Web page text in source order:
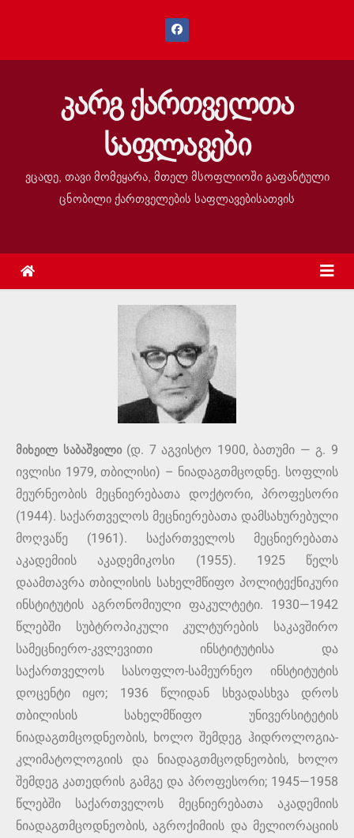
კარგ ქართველთა
საფლავები
ვცადე, თავი მომეყარა, მთელ მსოფლიოში გაფანტული
ცნობილი ქართველების საფლავებისათვის
მიხეილ საბაშვილი(დ. 7 აგვისტო 1900, ბათუმი — გ. 9
ივლისი 1979, თბილისი) – ნიადაგთმცოდნე. სოფლის
მეურნეობის მეცნიერებათა დოქტორი, პროფესორი
(1944). საქართველოს მეცნიერებათა დამსახურებული
მოღვაწე (1961). საქართველოს მეცნიერებათა
აკადემიის აკადემიკოსი (1955). 1925 წელს
დაამთავრა თბილისის სახელმწიფო პოლიტექნიკური
ინსტიტუტის აგრონომიული ფაკულტეტი. 1930—1942
წლებში სუბტროპიკული კულტურების საკავშირო
სამეცნიერო-კვლევითი ინსტიტუტისა და
საქართველოს სასოფლო-სამეურნეო ინსტიტუტის
დოცენტი იყო; 1936 წლიდან სხვადასხვა დროს
თბილისის სახელმწიფო უნივერსიტეტის
ნიადაგთმცოდნეობის, ხოლო შემდეგ ჰიდროლოგია-
კლიმატოლოგიის და ნიადაგთმცოდნეობის, ხოლო
შემდეგ კათედრის გამგე და პროფესორი; 1945—1958
წლებში საქართველოს მეცნიერებათა აკადემიის
ნიადაგთმცოდნეობის, აგროქიმიის და მელიორაციის